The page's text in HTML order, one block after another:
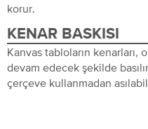
korur.
KENAR BASKISI
Kanvas tabloların
devam edecek şekilde
çerçeve kullanmadan